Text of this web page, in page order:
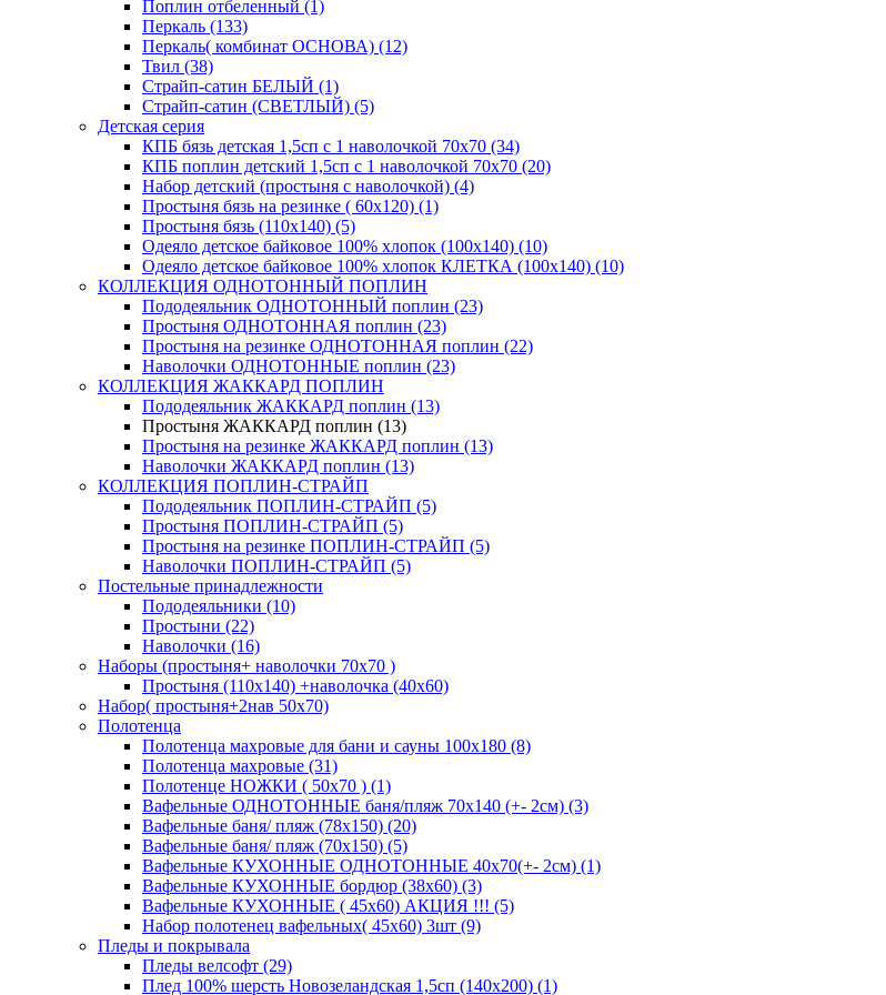
Поплин отбеленный (1)
Перкаль (133)
Перкаль( комбинат ОСНОВА) (12)
Твил (38)
Страйп-сатин БЕЛЫЙ (1)
Страйп-сатин (СВЕТЛЫЙ) (5)
Детская серия
КПБ бязь детская 1,5сп с 1 наволочкой 70х70 (34)
КПБ поплин детский 1,5сп с 1 наволочкой 70х70 (20)
Набор детский (простыня с наволочкой) (4)
Простыня бязь на резинке ( 60х120) (1)
Простыня бязь (110х140) (5)
Одеяло детское байковое 100% хлопок (100х140) (10)
Одеяло детское байковое 100% хлопок КЛЕТКА (100х140) (10)
КОЛЛЕКЦИЯ ОДНОТОННЫЙ ПОПЛИН
Пододеяльник ОДНОТОННЫЙ поплин (23)
Простыня ОДНОТОННАЯ поплин (23)
Простыня на резинке ОДНОТОННАЯ поплин (22)
Наволочки ОДНОТОННЫЕ поплин (23)
КОЛЛЕКЦИЯ ЖАККАРД ПОПЛИН
Пододеяльник ЖАККАРД поплин (13)
Простыня ЖАККАРД поплин (13)
Простыня на резинке ЖАККАРД поплин (13)
Наволочки ЖАККАРД поплин (13)
КОЛЛЕКЦИЯ ПОПЛИН-СТРАЙП
Пододеяльник ПОПЛИН-СТРАЙП (5)
Простыня ПОПЛИН-СТРАЙП (5)
Простыня на резинке ПОПЛИН-СТРАЙП (5)
Наволочки ПОПЛИН-СТРАЙП (5)
Постельные принадлежности
Пододеяльники (10)
Простыни (22)
Наволочки (16)
Наборы (простыня+ наволочки 70х70 )
Простыня (110х140) +наволочка (40х60)
Набор( простыня+2нав 50х70)
Полотенца
Полотенца махровые для бани и сауны 100х180 (8)
Полотенца махровые (31)
Полотенце НОЖКИ ( 50х70 ) (1)
Вафельные ОДНОТОННЫЕ баня/пляж 70х140 (+- 2см) (3)
Вафельные баня/ пляж (78х150) (20)
Вафельные баня/ пляж (70х150) (5)
Вафельные КУХОННЫЕ ОДНОТОННЫЕ 40х70(+- 2см) (1)
Вафельные КУХОННЫЕ бордюр (38х60) (3)
Вафельные КУХОННЫЕ ( 45х60) АКЦИЯ !!! (5)
Набор полотенец вафельных( 45х60) 3шт (9)
Пледы и покрывала
Пледы велсофт (29)
Плед 100% шерсть Новозеландская 1,5сп (140х200) (1)